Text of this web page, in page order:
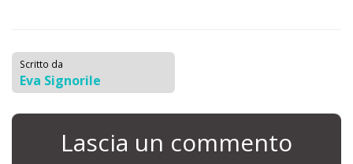
Scritto da
Eva Signorile
Lascia un commento